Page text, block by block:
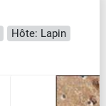
Hôte: Lapin